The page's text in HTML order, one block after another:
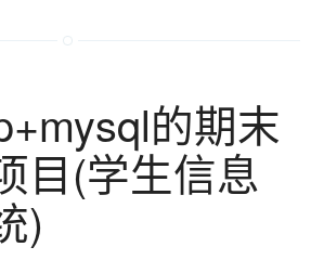
的期末
目(学生信息
)